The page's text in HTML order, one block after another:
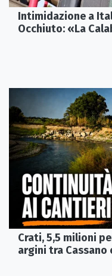
Intimidazione a
Occhiuto: «La
Crati, 5,5 milioni
argini tra Cassano